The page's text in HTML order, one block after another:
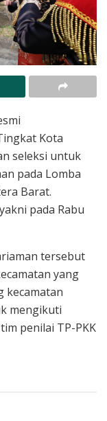
Kota
seleksi untuk
pada Lomba
Barat.
pada Rabu
tersebut
yang
kecamatan
mengikuti
penilai TP-PKK